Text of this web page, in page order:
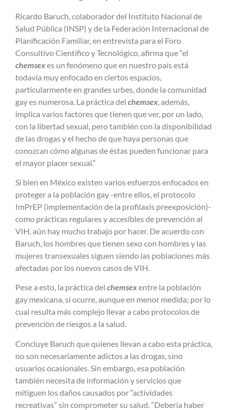
Ricardo Baruch, colaborador del Instituto Nacional de
Salud Pública (INSP) y de la Federación Internacional de
Planificación Familiar, en entrevista para el Foro
Consultivo Científico y Tecnológico, afirma que “el
chemsexes un fenómeno que en nuestro país está
todavía muy enfocado en ciertos espacios,
particularmente en grandes urbes, donde la comunidad
gay es numerosa. La práctica del chemsex , además,
implica varios factores que tienen que ver, por un lado,
con la libertad sexual, pero también con la disponibilidad
de las drogas y el hecho de que haya personas que
conozcan cómo algunas de éstas pueden funcionar para
el mayor placer sexual.”
Si bien en México existen varios esfuerzos enfocados en
proteger a la población gay -entre ellos, el protocolo
ImPrEP (implementación de la profilaxis preexposición)-
como prácticas regulares y accesibles de prevención al
VIH, aún hay mucho trabajo por hacer. De acuerdo con
Baruch, los hombres que tienen sexo con hombres y las
mujeres transexuales siguen siendo las poblaciones más
afectadas por los nuevos casos de VIH.
Pese a esto, la práctica del chemsexentre la población
gay mexicana, sí ocurre, aunque en menor medida; por lo
cual resulta más complejo llevar a cabo protocolos de
prevención de riesgos a la salud.
Concluye Baruch que quienes llevan a cabo esta práctica,
no son necesariamente adictos a las drogas, sino
usuarios ocasionales. Sin embargo, esa población
también necesita de información y servicios que
mitiguen los daños causados por “actividades
recreativas” sin comprometer su salud. “Debería haber